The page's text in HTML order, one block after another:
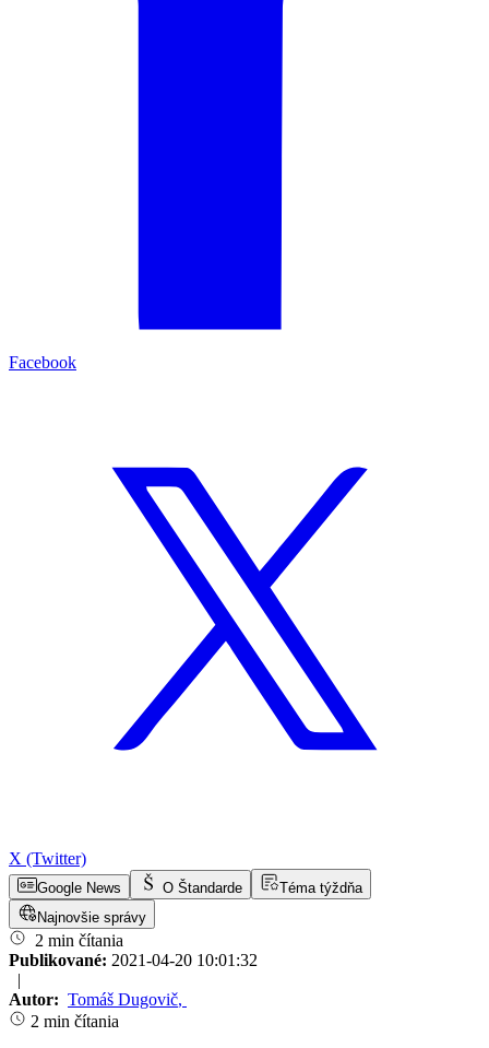
Facebook
X (Twitter)
Google News O Štandarde
Téma týždňa
Najnovšie správy
2 min čítania
Publikované: 2021-04-20 10:01:32
|
Autor: Tomáš Dugovič,
2 min čítania